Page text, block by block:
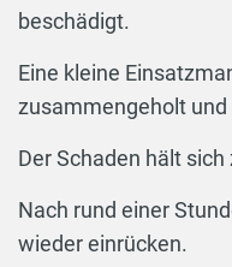
beschädigt.
Eine kleine
zusammengeholt
Der Schaden hält sich
Nach rund einer
wieder einrücken.